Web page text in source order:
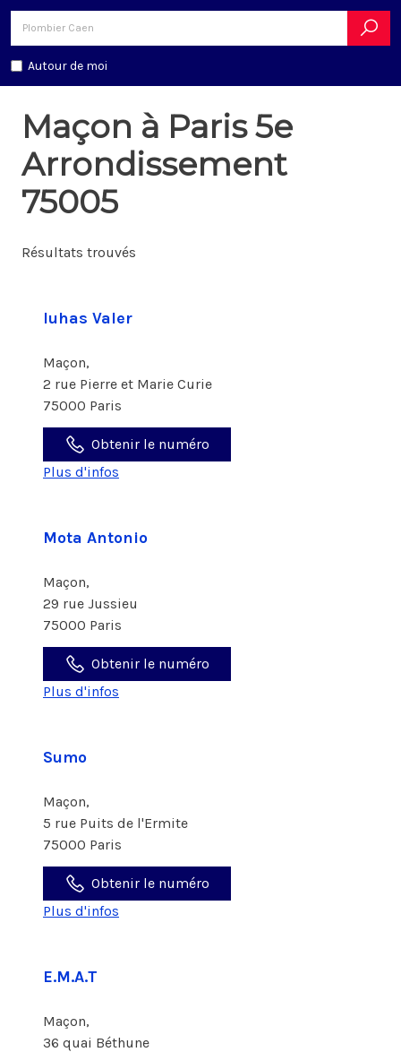
Autour de moi
Maçon à Paris 5e
Arrondissement
75005
Résultats trouvés
Iuhas Valer
Maçon,
2 rue Pierre et Marie Curie
75000 Paris
Obtenir le numéro
Plus d'infos
Mota Antonio
Maçon,
29 rue Jussieu
75000 Paris
Obtenir le numéro
Plus d'infos
Sumo
Maçon,
5 rue Puits de l'Ermite
75000 Paris
Obtenir le numéro
Plus d'infos
E.M.A.T
Maçon,
36 quai Béthune